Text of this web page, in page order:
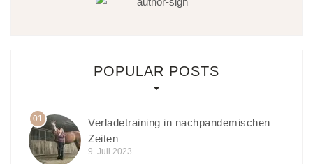
POPULAR POSTS
01
Verladetraining in nachpandemischen
Zeiten
9. Juli 2023